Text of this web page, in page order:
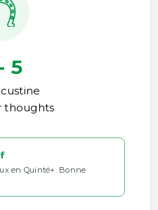
5
thoughts
en Quinté+. Bonne